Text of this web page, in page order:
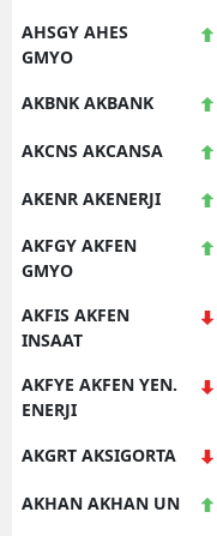
AHSGY AHES
GMYO
AKBNK AKBANK
AKCNS AKCANSA
AKENR AKENERJI
AKFGY AKFEN
GMYO
AKFIS AKFEN
INSAAT
AKFYE AKFEN YEN.
ENERJI
AKGRT AKSIGORTA
AKHAN AKHAN UN